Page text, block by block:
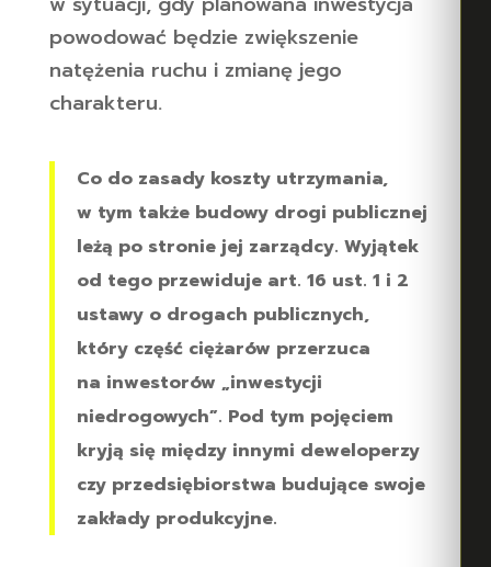
powodować będzie zwiększenie
natężenia ruchu i zmianę jego
charakteru.
Co do zasady koszty utrzymania,
w tym także budowy drogi publicznej
leżą po stronie jej zarządcy. Wyjątek
od tego przewiduje art. 16 ust. 1 i 2
ustawy o drogach publicznych,
który część ciężarów przerzuca
na inwestorów „inwestycji
niedrogowych”. Pod tym pojęciem
kryją się między innymi deweloperzy
czy przedsiębiorstwa budujące swoje
zakłady produkcyjne.